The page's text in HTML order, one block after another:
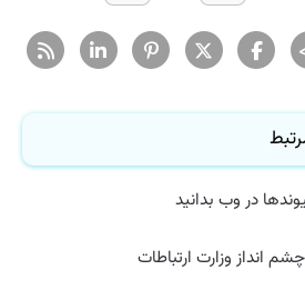
در وب بدانید
انداز وزارت ارتباطات